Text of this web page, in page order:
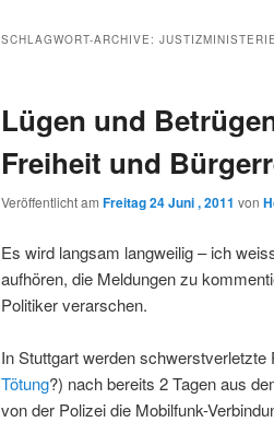
wechseln
SCHLAGWORT-ARCHIVE:
Lügen und
Freiheit und
Veröffentlicht am Freitag 24 Juni , 2011 von
Es wird langsam langweilig – ich
aufhören, die Meldungen zu
Politiker verarschen.
In Stuttgart werden
Tötung?) nach bereits 2 Tagen aus
von der Polizei die Mobilfunk-